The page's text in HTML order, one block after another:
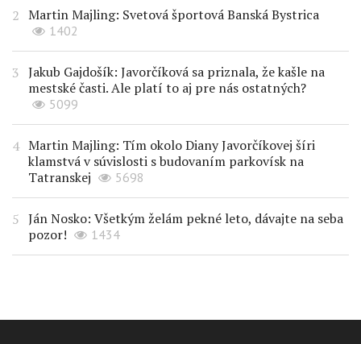
Martin Majling: Svetová športová Banská Bystrica
1402
Jakub Gajdošík: Javorčíková sa priznala, že kašle na
mestské časti. Ale platí to aj pre nás ostatných?
5099
Martin Majling: Tím okolo Diany Javorčíkovej šíri
klamstvá v súvislosti s budovaním parkovísk na
Tatranskej
5698
Ján Nosko: Všetkým želám pekné leto, dávajte na seba
pozor!
1434